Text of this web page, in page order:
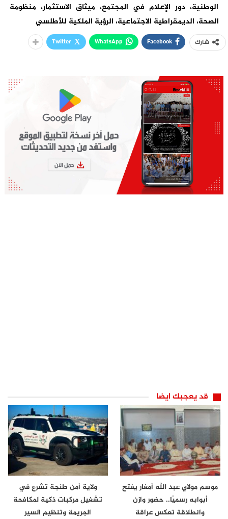
الوطنية، دور الإعلام في المجتمع، ميثاق الاستثمار، منظومة
الصحة، الديمقراطية الاجتماعية، الرؤية الملكية للأطلسي
شارك Facebook
WhatsApp
Twitter
قد يعجبك ايضا
موسم مولاي عبد الله أمغار يفتح
أبوابه رسميًا.. حضور وازن
وانطلاقة تعكس عراقة
ولاية أمن طنجة تشرع في
تشغيل مركبات ذكية لمكافحة
الجريمة وتنظيم السير